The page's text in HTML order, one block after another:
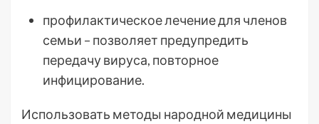
профилактическое лечение для членов
семьи – позволяет предупредить
передачу вируса, повторное
инфицирование.
Использовать методы народной медицины